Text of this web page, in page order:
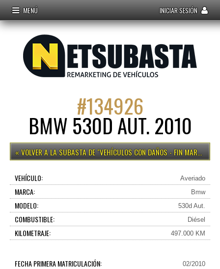
MENÚ INICIAR SESIÓN
#134926
BMW 530D AUT. 2010
VEHÍCULOS CON DAÑOS - FIN MARTES 12H
VEHÍCULO: Averiado
MARCA: Bmw
MODELO: 530d Aut.
COMBUSTIBLE: Diésel
KILOMETRAJE: 497.000 KM
FECHA PRIMERA MATRICULACIÓN: 02/2010